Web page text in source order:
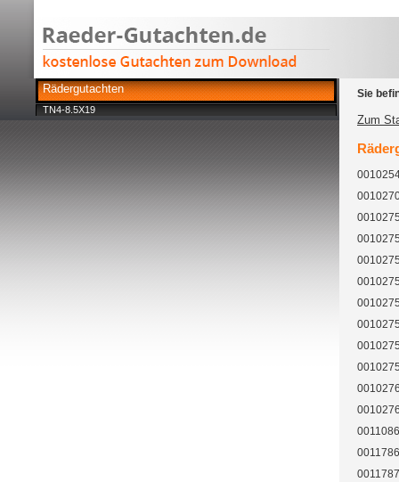
Rädergutachten
TN4-8.5X19
Sie
Zum